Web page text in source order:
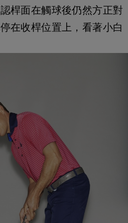
桿面在觸球後仍然方正對
在收桿位置上，看著小白